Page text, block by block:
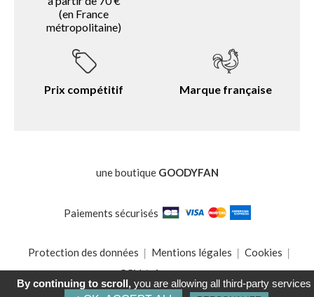
(en France
métropolitaine)
Prix compétitif Marque française
une boutique GOODYFAN
Paiements sécurisés
Protection des données Mentions légales
Cookies
CGV
A propos
By continuing to scroll, you are allowing all third-party services